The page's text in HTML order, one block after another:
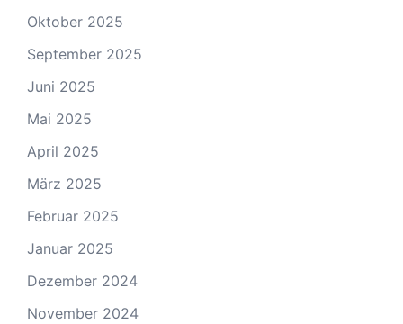
Oktober 2025
September 2025
Juni 2025
Mai 2025
April 2025
März 2025
Februar 2025
Januar 2025
Dezember 2024
November 2024